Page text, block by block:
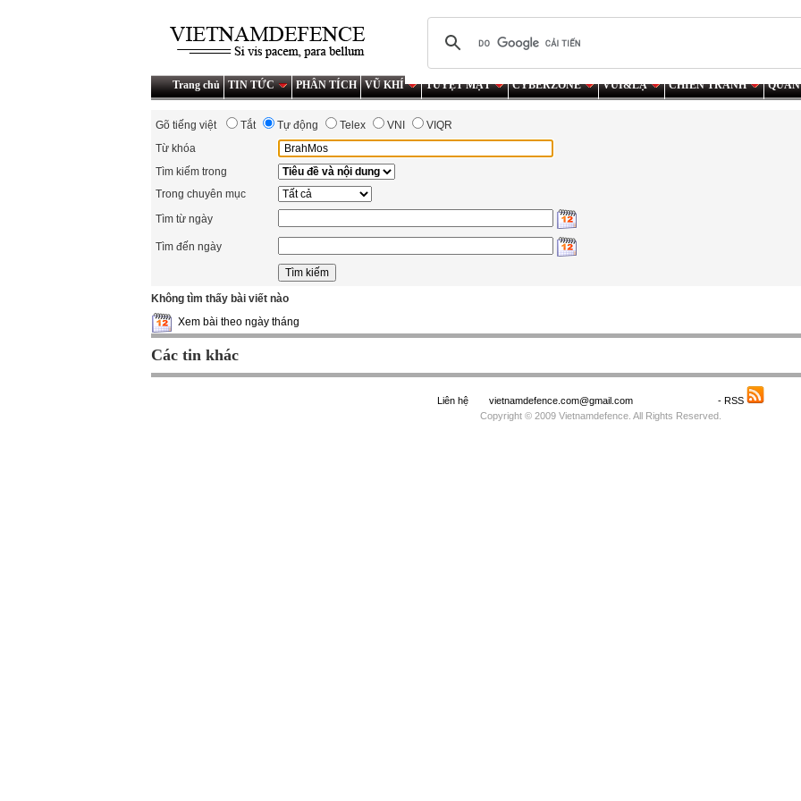
Trang chủ TIN TỨC PHÂN TÍCH VŨ KHÍ TUYỆT MẬT CYBERZONE VUI&LẠ CHIẾN TRANH
Gõ tiếng việt Tắt Tự động Telex VNI
VIQR
Từ khóa
Tìm kiếm trong
Trong chuyên mục
Tìm từ ngày
Tìm đến ngày
Không tìm thấy bài viết nào
Xem bài theo ngày tháng
Các tin khác
Liên hệ vietnamdefence.com@gmail.com
- RSS
Copyright © 2009 Vietnamdefence. All Rights Reserved.